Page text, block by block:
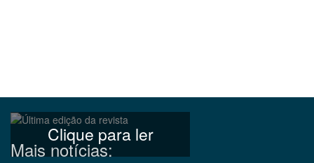
Clique para ler
Mais notícias: